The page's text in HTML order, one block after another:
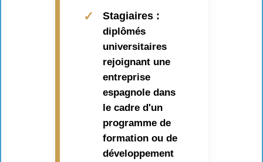
✓ Stagiaires :
diplômés
universitaires
rejoignant une
entreprise
espagnole dans
le cadre d'un
programme de
formation ou de
développement